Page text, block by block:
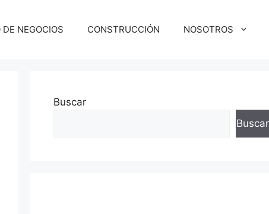
NEGOCIOS CONSTRUCCIÓN NOSOTROS
Buscar
Buscar